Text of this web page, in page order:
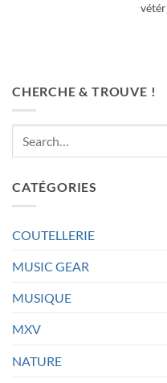
CHERCHE & TROUVE !
CATÉGORIES
COUTELLERIE
MUSIC GEAR
MUSIQUE
MXV
NATURE